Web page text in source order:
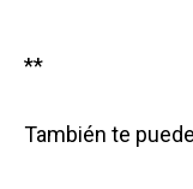
**
También te